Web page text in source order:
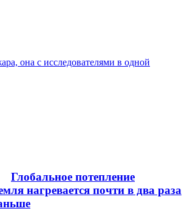
она с исследователями в одной
Глобальное потепление
нагревается почти в два раза